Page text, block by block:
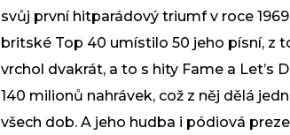
svůj první hitparádový triumf v roce
britské Top 40 umístilo 50 jeho písní, z
vrchol dvakrát, a to s hity Fame a Let’s
140 milionů nahrávek, což z něj dělá
všech dob. A jeho hudba i pódiová